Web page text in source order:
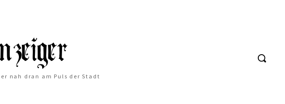
nah dran am Puls der Stadt